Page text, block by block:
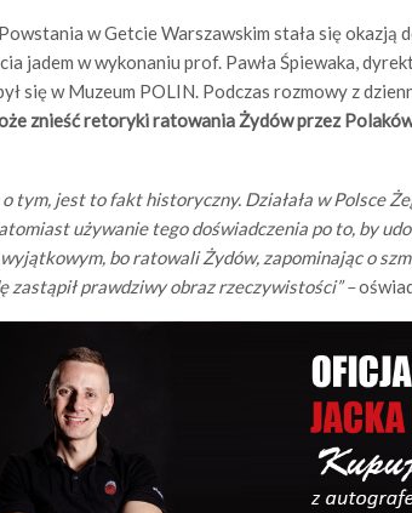
w Getcie Warszawskim stała się
jadem w wykonaniu prof. Pawła Śpiewaka,
się w Muzeum POLIN. Podczas rozmowy z
znieść retoryki ratowania Żydów przez
tym, jest to fakt historyczny. Działała w Polsce
używanie tego doświadczenia po to, by
bo ratowali Żydów, zapominając o
zastąpił prawdziwy obraz rzeczywistości” –